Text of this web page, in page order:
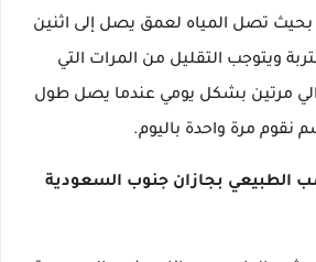
بحيث تصل المياه لعمق يصل إلى اثنين
ويتوجب التقليل من المرات التي
مرتين بشكل يومي عندما يصل طول
الطبيعي بجازان جنوب السعودية